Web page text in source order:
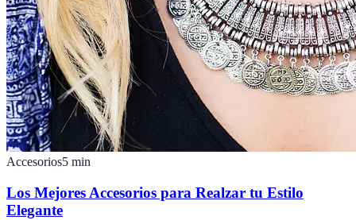
Accesorios5 min
Los Mejores Accesorios para Realzar tu Estilo
Elegante